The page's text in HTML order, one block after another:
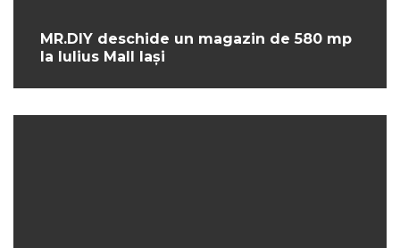
MR.DIY deschide un magazin de 580 mp
la Iulius Mall Iași